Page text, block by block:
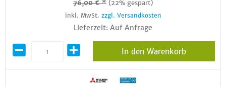
76,00 € * (22% gespart)
inkl. MwSt. zzgl. Versandkosten
Lieferzeit: Auf Anfrage
In den Warenkorb